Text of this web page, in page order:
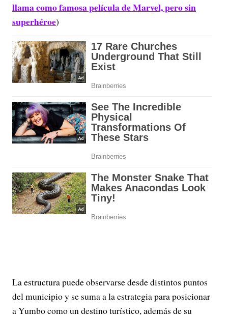
llama como famosa película de Marvel, pero sin
superhéroe)
La estructura puede observarse desde distintos puntos
del municipio y se suma a la estrategia para posicionar
a Yumbo como un destino turístico, además de su